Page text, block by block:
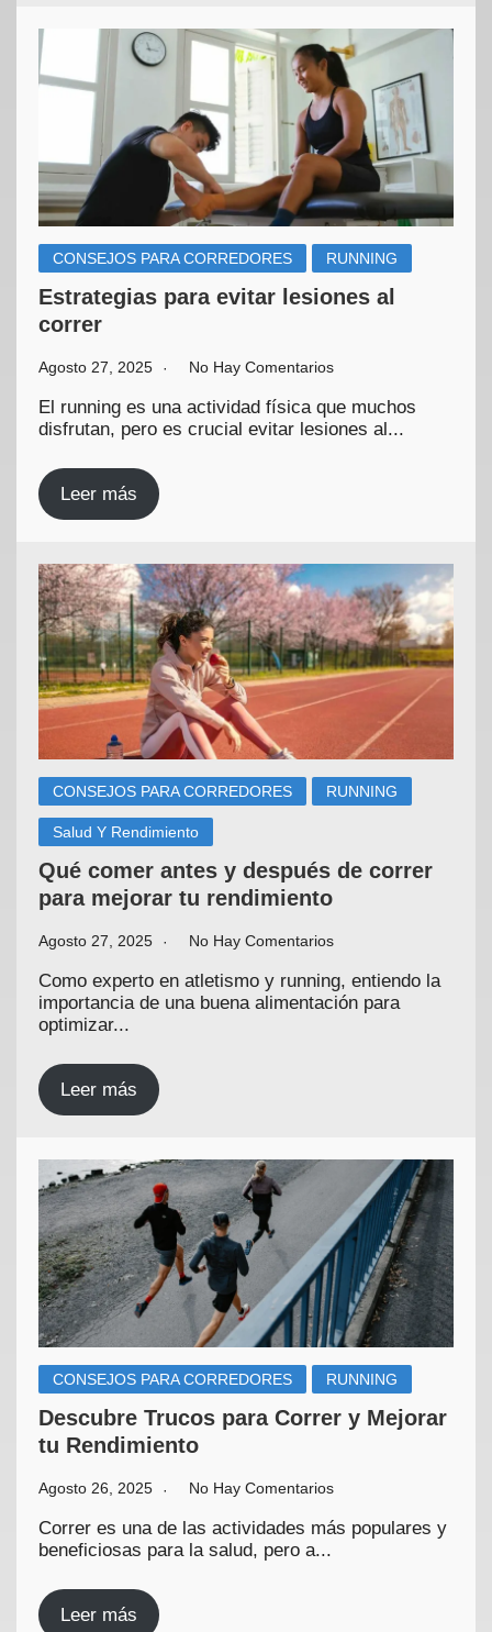
CONSEJOS PARA CORREDORES RUNNING
Estrategias para evitar lesiones al
correr
Agosto 27, 2025 No Hay Comentarios
El running es una actividad física que muchos
disfrutan, pero es crucial evitar lesiones al...
Leer más
CONSEJOS PARA CORREDORES RUNNING
Salud Y Rendimiento
Qué comer antes y después de correr
para mejorar tu rendimiento
Agosto 27, 2025 No Hay Comentarios
Como experto en atletismo y running, entiendo la
importancia de una buena alimentación para
optimizar...
Leer más
CONSEJOS PARA CORREDORES RUNNING
Descubre Trucos para Correr y Mejorar
tu Rendimiento
Agosto 26, 2025 No Hay Comentarios
Correr es una de las actividades más populares y
beneficiosas para la salud, pero a...
Leer más